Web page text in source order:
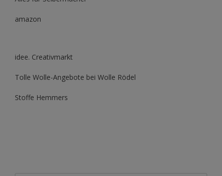
amazon
idee. Creativmarkt
Tolle Wolle-Angebote bei Wolle Rödel
Stoffe Hemmers